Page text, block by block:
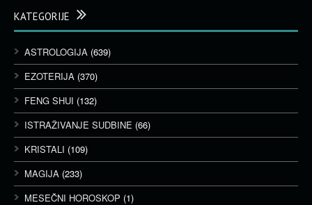
KATEGORIJE
ASTROLOGIJA (639)
EZOTERIJA (370)
FENG SHUI (132)
ISTRAŽIVANJE SUDBINE (66)
KRISTALI (109)
MAGIJA (233)
MESEČNI HOROSKOP (1)